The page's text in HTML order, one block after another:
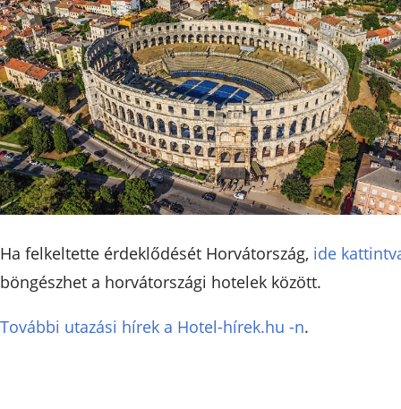
Ha felkeltette érdeklődését Horvátország, ide
böngészhet a horvátországi hotelek között.
További utazási hírek a Hotel-hírek.hu -n.